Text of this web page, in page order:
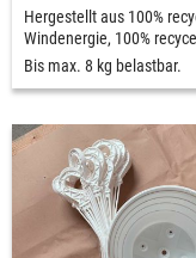
Hergestellt aus 100%
Windenergie, 100%
Bis max. 8 kg belastbar.